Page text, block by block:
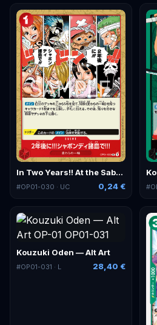
In Two Years!! At the Sabaody Archipelago!!
#OP01-030 · UC 0,24 € #
Kouzuki Oden — Alt Art
#OP01-031 · L 28,40 €